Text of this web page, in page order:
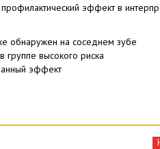
эффект в
обнаружен на соседнем зубе
высокого риска
эффект